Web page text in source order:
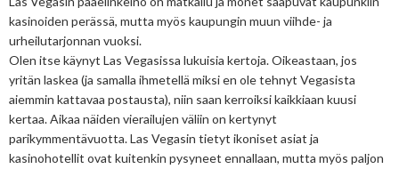
kasinoiden perässä, mutta myös kaupungin muun viihde- ja
urheilutarjonnan vuoksi.
Olen itse käynyt Las Vegasissa lukuisia kertoja. Oikeastaan, jos
yritän laskea (ja samalla ihmetellä miksi en ole tehnyt Vegasista
aiemmin kattavaa postausta), niin saan kerroiksi kaikkiaan kuusi
kertaa. Aikaa näiden vierailujen väliin on kertynyt
parikymmentävuotta. Las Vegasin tietyt ikoniset asiat ja
kasinohotellit ovat kuitenkin pysyneet ennallaan, mutta myös paljon